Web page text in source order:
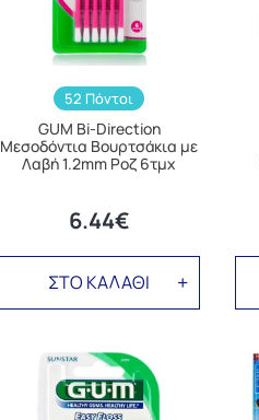
52 Πόντοι
GUM Bi-Direction
Μεσοδόντια Βουρτσάκια με
Λαβή 1.2mm Ροζ 6τμχ
6.44€
ΣΤΟ ΚΑΛΑΘΙ